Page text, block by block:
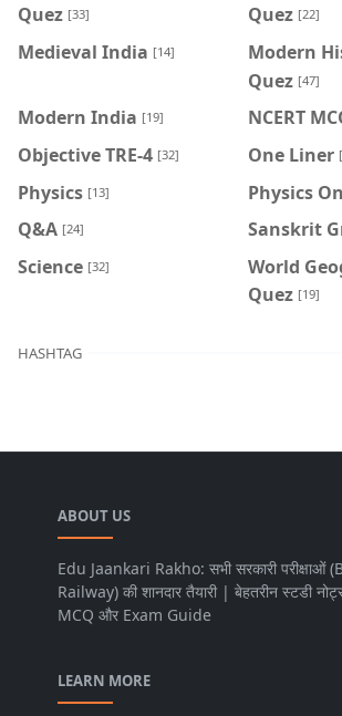
Quez [33]
Quez [22]
Medieval India [14]
Modern
Quez [47]
Modern India [19] NCERT
Objective TRE-4 [32] One Liner
Physics [13] Physics
Q&A [24] Sanskrit
Science [32]
World
Quez [19]
HASHTAG
ABOUT US
Edu Jaankari Rakho: सभी सरकारी परीक्षाओं
Railway) की शानदार तैयारी | बेहतरीन स्टडी
MCQ और Exam Guide
LEARN MORE